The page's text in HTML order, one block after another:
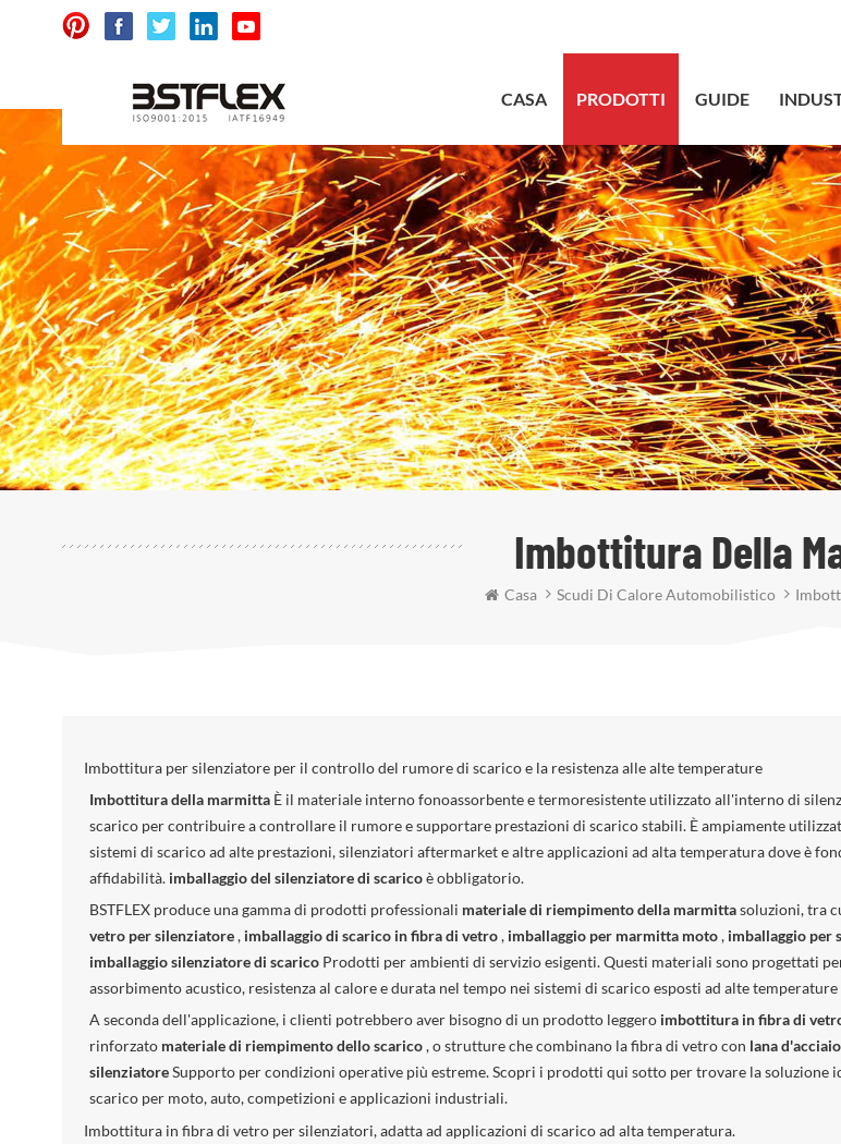
CASA PRODOTTI GUIDE
Imbottitura Della
Casa Scudi Di Calore Automobilistico
Imbottitura per silenziatore per il controllo del rumore di scarico e la resistenza alle alte temperature
Imbottitura della marmitta È il materiale interno fonoassorbente e termoresistente utilizzato all'interno di
scarico per contribuire a controllare il rumore e supportare prestazioni di scarico stabili. È ampiamente
sistemi di scarico ad alte prestazioni, silenziatori aftermarket e altre applicazioni ad alta temperatura dove è
affidabilità. imballaggio del silenziatore di scaricoè obbligatorio.
BSTFLEX produce una gamma di prodotti professionali materiale di riempimento della marmittasoluzioni, tra
vetro per silenziatore, imballaggio di scarico in fibra di vetro, imballaggio per marmitta moto, imballaggio per
imballaggio silenziatore di scarico Prodotti per ambienti di servizio esigenti. Questi materiali sono progettati
assorbimento acustico, resistenza al calore e durata nel tempo nei sistemi di scarico esposti ad alte
A seconda dell'applicazione, i clienti potrebbero aver bisogno di un prodotto leggero imbottitura in fibra di
rinforzato materiale di riempimento dello scarico, o strutture che combinano la fibra di vetro con lana
silenziatoreSupporto per condizioni operative più estreme. Scopri i prodotti qui sotto per trovare la soluzione
scarico per moto, auto, competizioni e applicazioni industriali.
Imbottitura in fibra di vetro per silenziatori, adatta ad applicazioni di scarico ad alta temperatura.